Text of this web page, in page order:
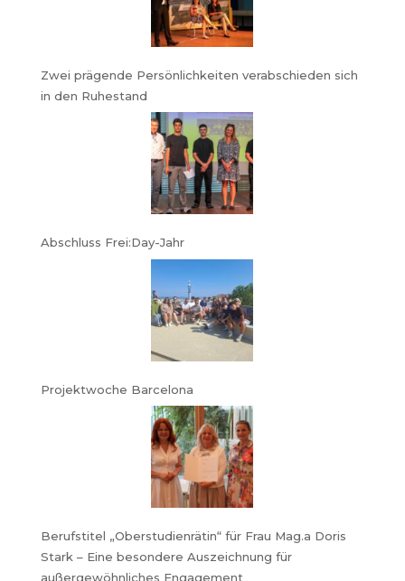
Zwei prägende Persönlichkeiten verabschieden sich
in den Ruhestand
Abschluss Frei:Day-Jahr
Projektwoche Barcelona
Berufstitel „Oberstudienrätin“ für Frau Mag.a Doris
Stark – Eine besondere Auszeichnung für
außergewöhnliches Engagement